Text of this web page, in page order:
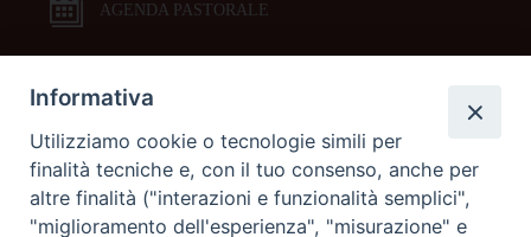
AGENDA PASTORALE
DOCUMENTI PASTORALI
ORARI MESSE
Informativa
Utilizziamo cookie o tecnologie simili per
finalità tecniche e, con il tuo consenso, anche per
altre finalità ("interazioni e funzionalità semplici",
"miglioramento dell'esperienza", "misurazione" e